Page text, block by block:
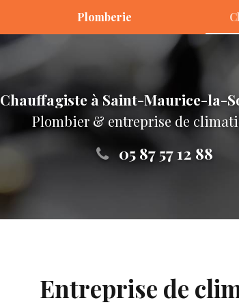
Plomberie
Chauffagiste à Saint-Maurice-la-
Plombier & entreprise de
05 87 57 12 88
Entreprise de